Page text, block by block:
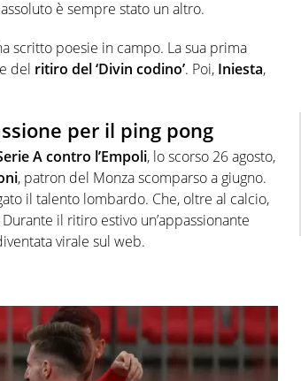
è sempre stato un altro.
scritto poesie in campo. La sua prima
del ritiro del ‘Divin codino’. Poi, Iniesta,
per il ping pong
A contro l’Empoli, lo scorso 26 agosto,
, patron del Monza scomparso a giugno.
il talento lombardo. Che, oltre al calcio,
Durante il ritiro estivo un’appassionante
virale sul web.